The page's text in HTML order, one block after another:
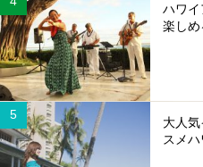
ハワ
楽しめ
大人
スメハ